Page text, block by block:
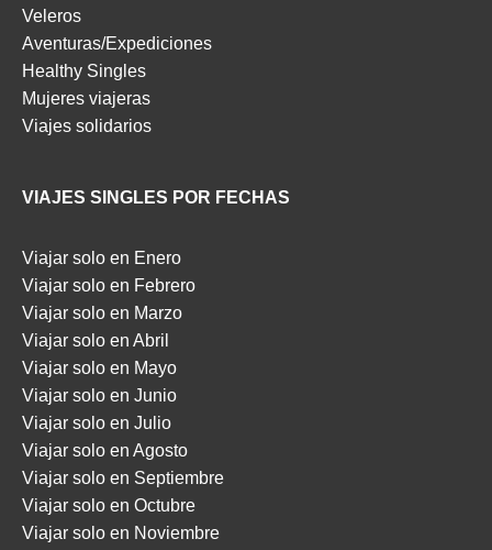
Veleros
Aventuras/Expediciones
Healthy Singles
Mujeres viajeras
Viajes solidarios
VIAJES SINGLES POR FECHAS
Viajar solo en Enero
Viajar solo en Febrero
Viajar solo en Marzo
Viajar solo en Abril
Viajar solo en Mayo
Viajar solo en Junio
Viajar solo en Julio
Viajar solo en Agosto
Viajar solo en Septiembre
Viajar solo en Octubre
Viajar solo en Noviembre